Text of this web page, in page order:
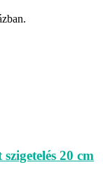
20 cm